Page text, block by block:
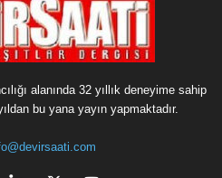
alanında 32 yıllık deneyime sahip
bu yana yayın yapmaktadır.